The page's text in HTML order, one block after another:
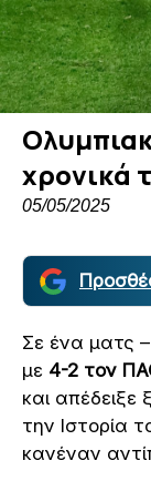
χρονικά
05/05/2025
Σε ένα ματς
με 4-2 τον
και απέδειξε
την Ιστορία
κανέναν